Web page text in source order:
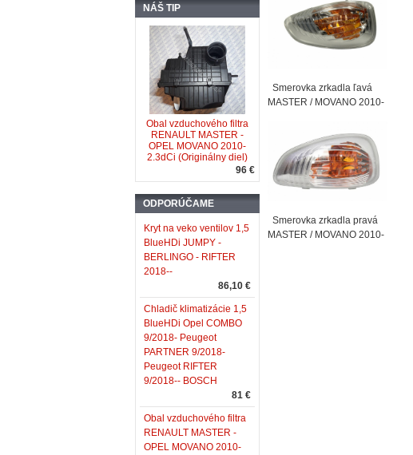
NÁŠ TIP
Obal vzduchového filtra
RENAULT MASTER -
OPEL MOVANO 2010-
2.3dCi (Originálny diel)
96 €
ODPORÚČAME
Kryt na veko ventilov 1,5
BlueHDi JUMPY -
BERLINGO - RIFTER
2018--
86,10 €
Chladič klimatizácie 1,5
BlueHDi Opel COMBO
9/2018- Peugeot
PARTNER 9/2018-
Peugeot RIFTER
9/2018-- BOSCH
81 €
Obal vzduchového filtra
RENAULT MASTER -
OPEL MOVANO 2010-
Smerovka zrkadla ľavá
MASTER / MOVANO 2010-
Smerovka zrkadla pravá
MASTER / MOVANO 2010-